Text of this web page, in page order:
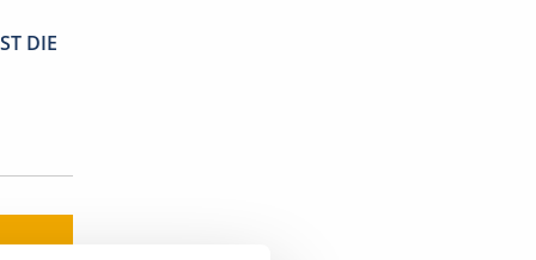
DIE